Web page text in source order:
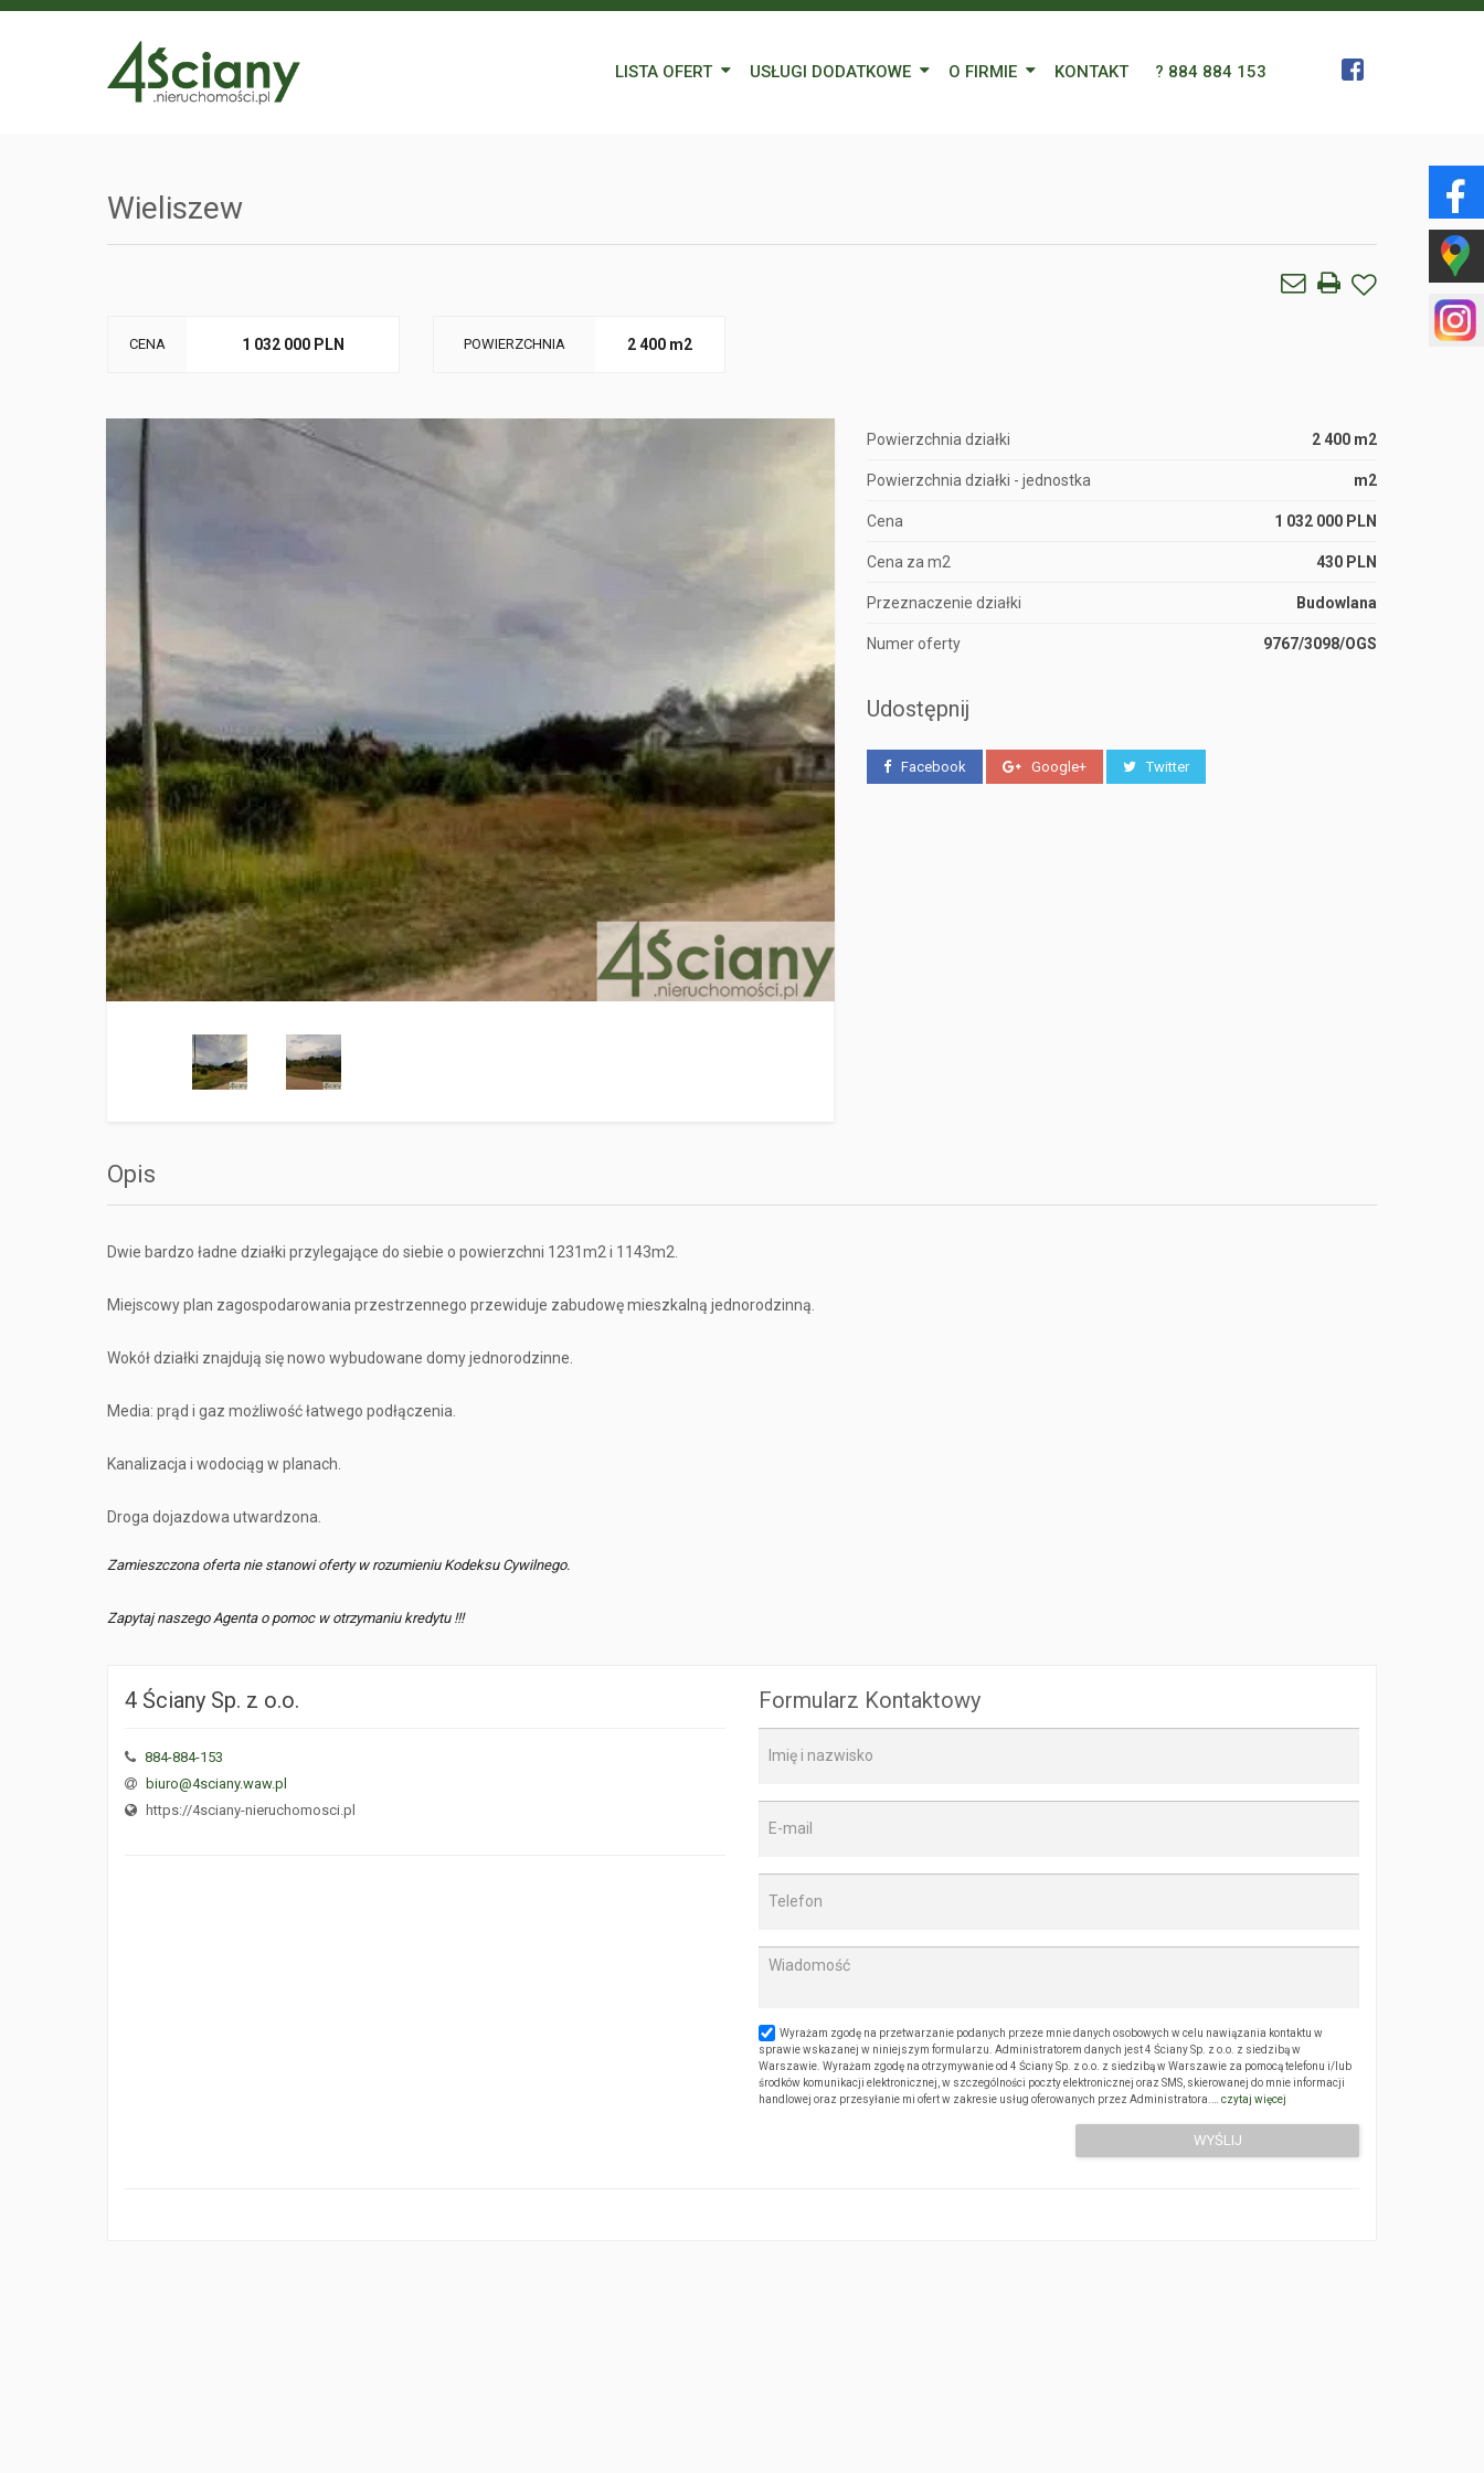
LISTA OFERT USŁUGI DODATKOWE O FIRMIE KONTAKT ? 884 884 153
Wieliszew
CENA 1 032 000 PLN POWIERZCHNIA 2 400 m2
Powierzchnia działki 2 400 m2
Powierzchnia działki - jednostka m2
Cena 1 032 000 PLN
Cena za m2 430 PLN
Przeznaczenie działki Budowlana
Numer oferty 9767/3098/OGS
Udostępnij
Facebook Google+ Twitter
Opis
Dwie bardzo ładne działki przylegające do siebie o powierzchni 1231m2 i 1143m2.
Miejscowy plan zagospodarowania przestrzennego przewiduje zabudowę mieszkalną jednorodzinną.
Wokół działki znajdują się nowo wybudowane domy jednorodzinne.
Media: prąd i gaz możliwość łatwego podłączenia.
Kanalizacja i wodociąg w planach.
Droga dojazdowa utwardzona.
Zamieszczona oferta nie stanowi oferty w rozumieniu Kodeksu Cywilnego.
Zapytaj naszego Agenta o pomoc w otrzymaniu kredytu !!!
4 Ściany Sp. z o.o.
884-884-153
biuro@4sciany.waw.pl
https://4sciany-nieruchomosci.pl
Formularz Kontaktowy
Wyrażam zgodę na przetwarzanie podanych przeze mnie danych osobowych w celu nawiązania kontaktu w
sprawie wskazanej w niniejszym formularzu. Administratorem danych jest 4 Ściany Sp. z o.o. z siedzibą w
Warszawie. Wyrażam zgodę na otrzymywanie od 4 Ściany Sp. z o.o. z siedzibą w Warszawie za pomocą telefonu i/lub
środków komunikacji elektronicznej, w szczególności poczty elektronicznej oraz SMS, skierowanej do mnie informacji
handlowej oraz przesyłanie mi ofert w zakresie usług oferowanych przez Administratora.… czytaj więcej